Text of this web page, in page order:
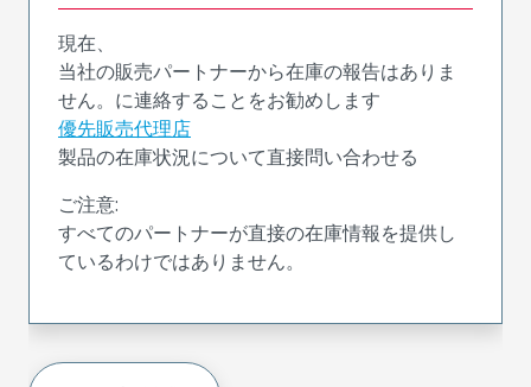
現在、
当社の販売パートナーから在庫の報告はありま
せん。に連絡することをお勧めします
優先販売代理店
製品の在庫状況について直接問い合わせる
ご注意:
すべてのパートナーが直接の在庫情報を提供し
ているわけではありません。